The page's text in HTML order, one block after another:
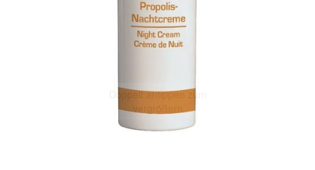
Doppelt antippen zum
vergrößern